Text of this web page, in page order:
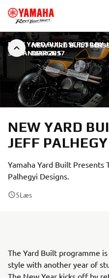
NEW YARD BUILT
DESIGNS
NEW YARD BUILT SCR950 BY
30. JANUAR 2017
NEW YARD
JEFF
Yamaha Yard Built Presents
Palhegyi Designs.
5Læs
The Yard Built programme
style with another year of
The New Year kicks off by